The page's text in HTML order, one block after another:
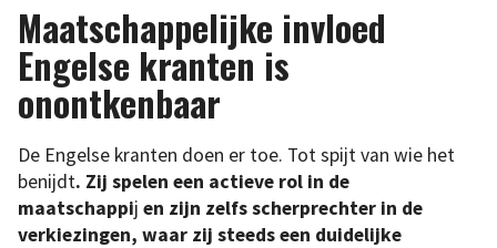
Maatschappelijke invloed
Engelse kranten is
onontkenbaar
De Engelse kranten doen er toe. Tot spijt van wie het
benijdt. Zij spelen een actieve rol in de
maatschappij en zijn zelfs scherprechter in de
verkiezingen, waar zij steeds een duidelijke